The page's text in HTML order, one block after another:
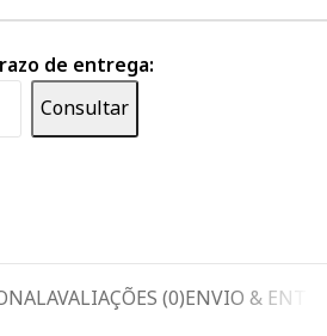
de entrega:
Consultar
AVALIAÇÕES (0)ENVIO &